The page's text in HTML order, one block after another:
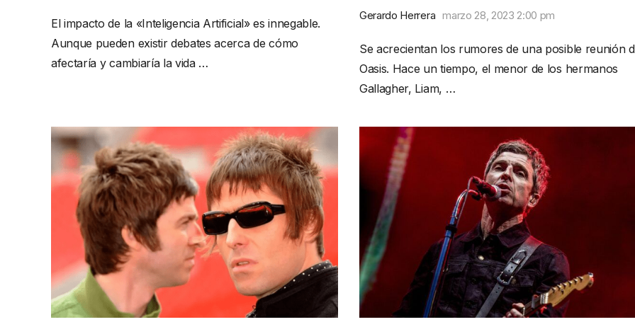
El impacto de la «Inteligencia Artificial» es innegable.
Aunque pueden existir debates acerca de cómo
afectaría y cambiaría la vida …
Gerardo Herrera marzo 28, 2023 2:00 pm
Se acrecientan los rumores de una posible reunión
Oasis. Hace un tiempo, el menor de los hermanos
Gallagher, Liam, …